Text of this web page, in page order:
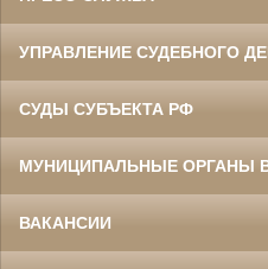
УПРАВЛЕНИЕ СУДЕБНОГО
СУДЫ СУБЪЕКТА РФ
МУНИЦИПАЛЬНЫЕ ОРГАНЫ
ВАКАНСИИ